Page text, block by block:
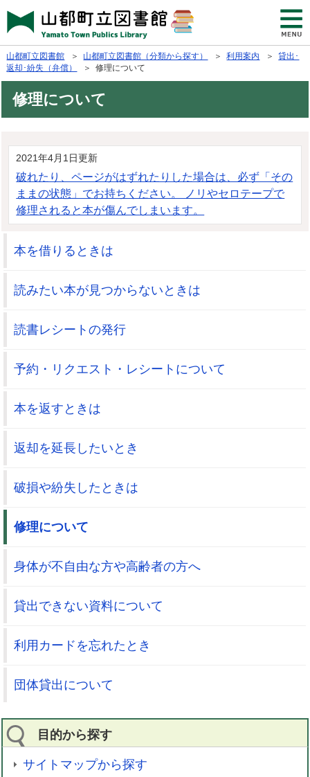
山都町立図書館 ＞ 山都町立図書館（分類から探す） ＞利用案内 ＞貸出･
返却･紛失（弁償）
＞ 修理について
修理について
2021年4月1日更新
破れたり、ページがはずれたりした場合は、必ず「その
ままの状態」でお持ちください。 ノリやセロテープで
修理されると本が傷んでしまいます。
本を借りるときは
読みたい本が見つからないときは
読書レシートの発行
予約・リクエスト・レシートについて
本を返すときは
返却を延長したいとき
破損や紛失したときは
修理について
身体が不自由な方や高齢者の方へ
貸出できない資料について
利用カードを忘れたとき
団体貸出について
目的から探す
サイトマップから探す